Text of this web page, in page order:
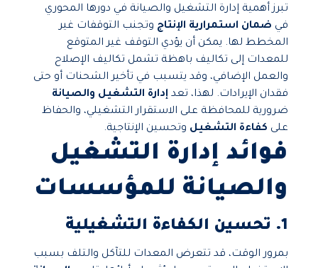
تبرز أهمية إدارة التشغيل والصيانة في دورها المحوري
في ضمان استمرارية الإنتاج وتجنب التوقفات غير
المخطط لها. يمكن أن يؤدي التوقف غير المتوقع
للمعدات إلى تكاليف باهظة تشمل تكاليف الإصلاح
والعمل الإضافي، وقد يتسبب في تأخير الشحنات أو حتى
فقدان الإيرادات. لهذا، تعد إدارة التشغيل والصيانة
ضرورية للمحافظة على الاستقرار التشغيلي، والحفاظ
على كفاءة التشغيل وتحسين الإنتاجية.
فوائد إدارة التشغيل
والصيانة للمؤسسات
1. تحسين الكفاءة التشغيلية
بمرور الوقت، قد تتعرض المعدات للتآكل والتلف بسبب